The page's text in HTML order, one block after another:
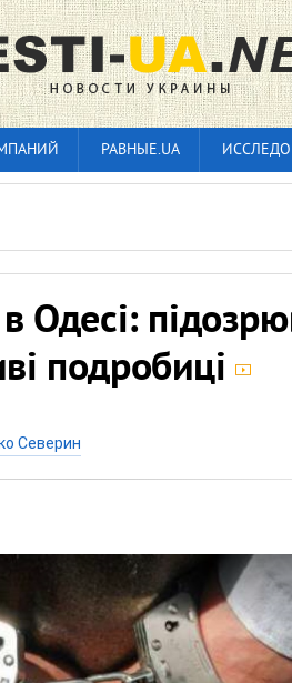
РАВНЫЕ.UA
Одесі:
подробиці
Северин